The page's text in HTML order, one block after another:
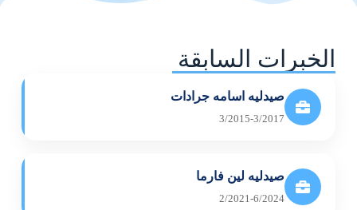
الخبرات السابقة
صيدليه اسامه جرادات
3/2015-3/2017
صيدليه لين فارما
2/2021-6/2024